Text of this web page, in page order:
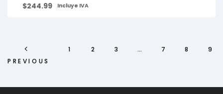
$244.99 Incluye IVA
PREVIOUS
1 2 3 … 7 8 9